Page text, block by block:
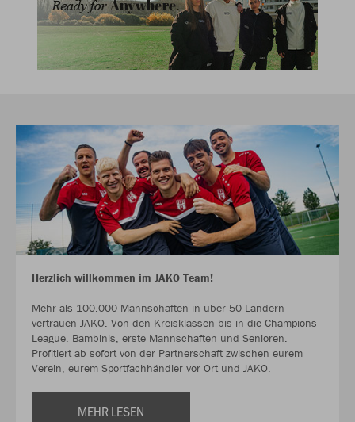
Herzlich willkommen im JAKO Team!
Mehr als 100.000 Mannschaften in über 50 Ländern
vertrauen JAKO. Von den Kreisklassen bis in die Champions
League. Bambinis, erste Mannschaften und Senioren.
Profitiert ab sofort von der Partnerschaft zwischen eurem
Verein, eurem Sportfachhändler vor Ort und JAKO.
MEHR LESEN